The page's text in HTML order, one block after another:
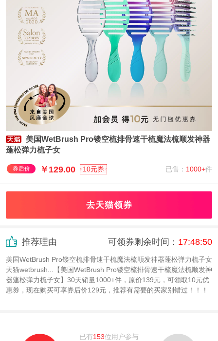
美国WetBrush Pro镂空梳排骨速干梳魔法梳顺发神器
蓬松弹力梳子女
券后价 ￥129.00 10元券 已售： 1000+件
去天猫领券
推荐理由 可领券剩余时间： 17:48:50
美国WetBrush Pro镂空梳排骨速干梳魔法梳顺发神器蓬松弹力梳子女
天猫wetbrush...【美国WetBrush Pro镂空梳排骨速干梳魔法梳顺发神
器蓬松弹力梳子女】30天销量1000+件，原价139元，可领取10元优
惠券，现在购买可享券后价129元，推荐有需要的买家别错过！！！
已有153位用户参与